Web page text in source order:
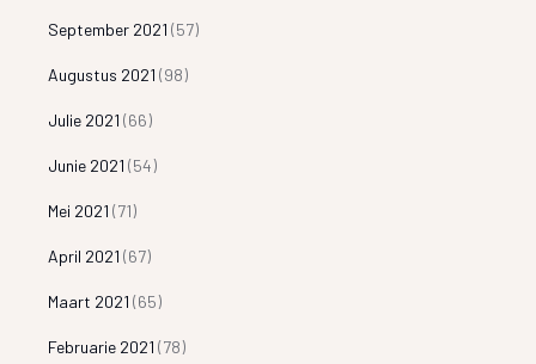
September 2021 (57)
Augustus 2021 (98)
Julie 2021 (66)
Junie 2021 (54)
Mei 2021 (71)
April 2021 (67)
Maart 2021 (65)
Februarie 2021 (78)